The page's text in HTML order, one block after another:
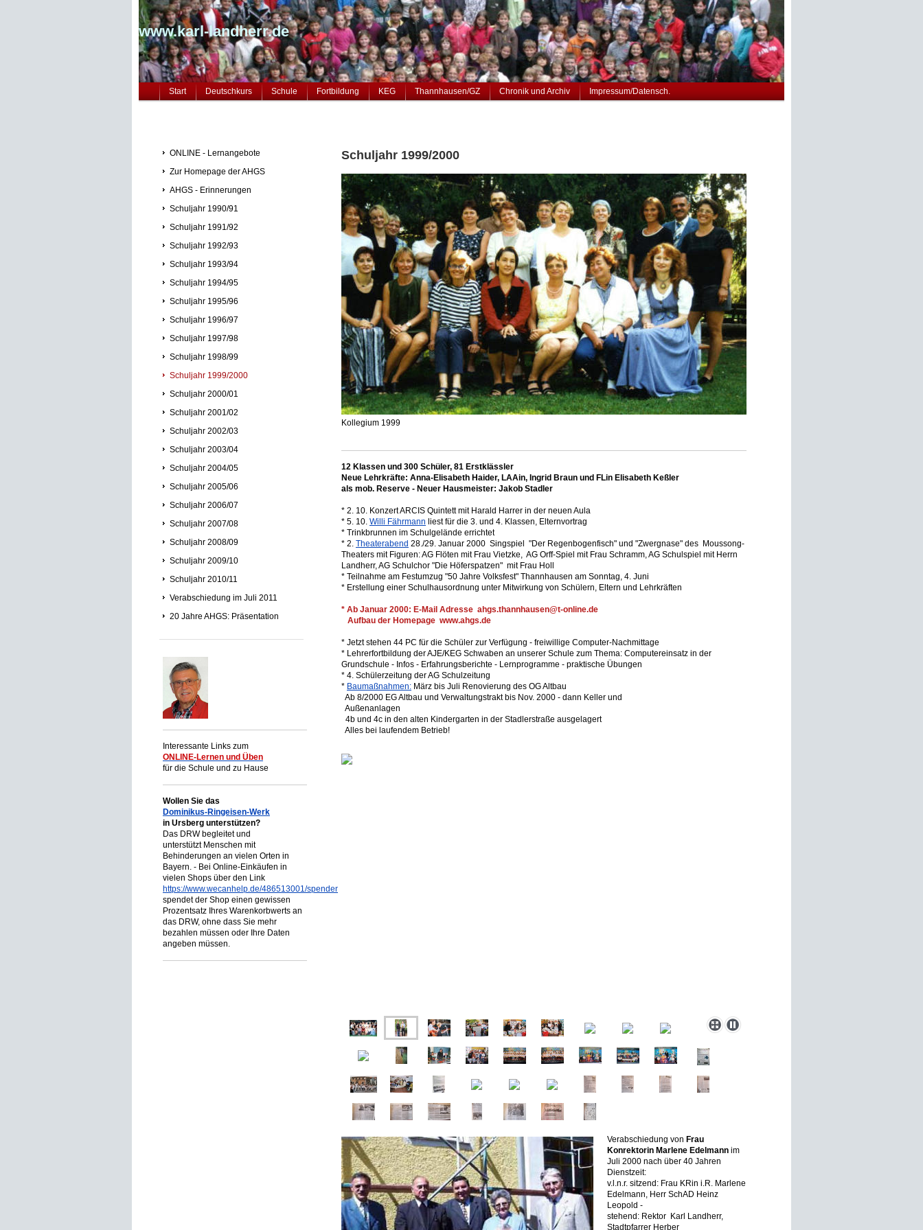
www.karl-landherr.de
Start Deutschkurs Schule Fortbildung KEG Thannhausen/GZ Chronik und Archiv Impressum/Datensch.
ONLINE - Lernangebote
Zur Homepage der AHGS
AHGS - Erinnerungen
Schuljahr 1990/91
Schuljahr 1991/92
Schuljahr 1992/93
Schuljahr 1993/94
Schuljahr 1994/95
Schuljahr 1995/96
Schuljahr 1996/97
Schuljahr 1997/98
Schuljahr 1998/99
Schuljahr 1999/2000
Schuljahr 2000/01
Schuljahr 2001/02
Schuljahr 2002/03
Schuljahr 2003/04
Schuljahr 2004/05
Schuljahr 2005/06
Schuljahr 2006/07
Schuljahr 2007/08
Schuljahr 2008/09
Schuljahr 2009/10
Schuljahr 2010/11
Verabschiedung im Juli 2011
20 Jahre AHGS: Präsentation
Interessante Links zum
ONLINE-Lernen und Üben
für die Schule und zu Hause
Wollen Sie das
Dominikus-Ringeisen-Werk
in Ursberg unterstützen?
Das DRW begleitet und
unterstützt Menschen mit
Behinderungen an vielen Orten in
Bayern. - Bei Online-Einkäufen in
vielen Shops über den Link
https://www.wecanhelp.de/486513001/spendenprojekt
spendet der Shop einen gewissen
Prozentsatz Ihres Warenkorbwerts an
das DRW, ohne dass Sie mehr
bezahlen müssen oder Ihre Daten
angeben müssen.
Schuljahr 1999/2000
Kollegium 1999
12 Klassen und 300 Schüler, 81 Erstklässler
Neue Lehrkräfte: Anna-Elisabeth Haider, LAAin, Ingrid Braun und FLin Elisabeth Keßler
als mob. Reserve - Neuer Hausmeister: Jakob Stadler
* 2. 10. Konzert ARCIS Quintett mit Harald Harrer in der neuen Aula
* 5. 10. Willi Fährmann liest für die 3. und 4. Klassen, Elternvortrag
* Trinkbrunnen im Schulgelände errichtet
* 2. Theaterabend 28./29. Januar 2000 Singspiel "Der Regenbogenfisch" und "Zwergnase" des Moussong-
Theaters mit Figuren: AG Flöten mit Frau Vietzke, AG Orff-Spiel mit Frau Schramm, AG Schulspiel mit Herrn
Landherr, AG Schulchor "Die Höferspatzen" mit Frau Holl
* Teilnahme am Festumzug "50 Jahre Volksfest" Thannhausen am Sonntag, 4. Juni
* Erstellung einer Schulhausordnung unter Mitwirkung von Schülern, Eltern und Lehrkräften
* Ab Januar 2000: E-Mail Adresse ahgs.thannhausen@t-online.de
Aufbau der Homepage www.ahgs.de
* Jetzt stehen 44 PC für die Schüler zur Verfügung - freiwillige Computer-Nachmittage
* Lehrerfortbildung der AJE/KEG Schwaben an unserer Schule zum Thema: Computereinsatz in der
Grundschule - Infos - Erfahrungsberichte - Lernprogramme - praktische Übungen
* 4. Schülerzeitung der AG Schulzeitung
* Baumaßnahmen: März bis Juli Renovierung des OG Altbau
Ab 8/2000 EG Altbau und Verwaltungstrakt bis Nov. 2000 - dann Keller und
Außenanlagen
4b und 4c in den alten Kindergarten in der Stadlerstraße ausgelagert
Alles bei laufendem Betrieb!
Verabschiedung von Frau
Konrektorin Marlene Edelmann im
Juli 2000 nach über 40 Jahren
Dienstzeit:
v.l.n.r. sitzend: Frau KRin i.R. Marlene
Edelmann, Herr SchAD Heinz
Leopold -
stehend: Rektor Karl Landherr,
Stadtpfarrer Herber